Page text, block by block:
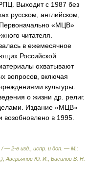
Выходит с 1987 без
русском, английском,
«МЦВ»
читателя.
в ежемесячное
Российской
охватывают
вопросов, включая
культуры.
о жизни др. религ.
Издание «МЦВ»
в 1995.
/ — 2-е изд., испр. и доп. — М.:
Аверьянов Ю. И., Басилов В. Н.